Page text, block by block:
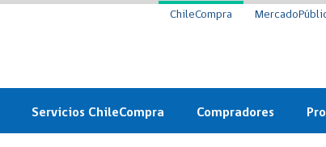
ChileCompra
Servicios ChileCompra Compradores